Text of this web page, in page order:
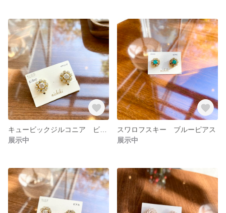
展示中
スワロフスキー ブルーピアス
展示中